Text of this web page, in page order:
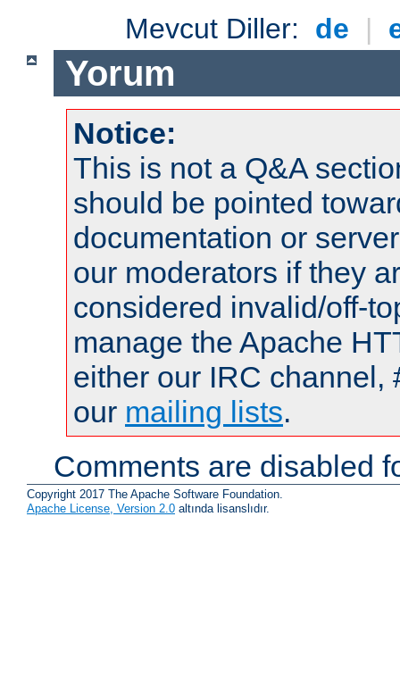
Mevcut Diller: de |
Yorum
Notice:
This is not a Q&A
should be pointed
documentation or
our moderators if they
considered invalid/off-
manage the Apache
either our IRC channel,
our mailing lists.
Comments are disabled
Copyright 2017 The Apache Software Foundation.
Apache License, Version 2.0 altında lisanslıdır.